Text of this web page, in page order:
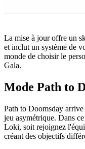
La mise à jour offre un
et inclut un système de
monde de choisir le
Gala.
Mode Path to
Path to Doomsday
jeu asymétrique. Dans
Loki, soit rejoignez
créant des objectifs